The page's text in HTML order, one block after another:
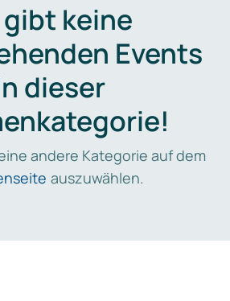
gibt keine
Events
dieser
andere Kategorie auf dem
auszuwählen.